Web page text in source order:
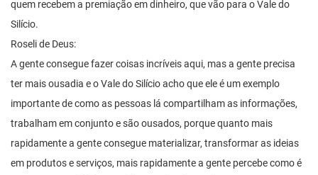
quem recebem a premiação em dinheiro, que vão para o Vale do
Silício.
Roseli de Deus:
A gente consegue fazer coisas incríveis aqui, mas a gente precisa
ter mais ousadia e o Vale do Silício acho que ele é um exemplo
importante de como as pessoas lá compartilham as informações,
trabalham em conjunto e são ousados, porque quanto mais
rapidamente a gente consegue materializar, transformar as ideias
em produtos e serviços, mais rapidamente a gente percebe como é